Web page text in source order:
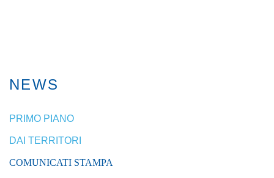
NEWS
PRIMO PIANO
DAI TERRITORI
COMUNICATI STAMPA